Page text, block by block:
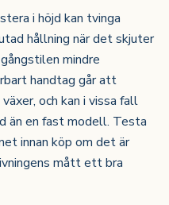
i höjd kan tvinga
hållning när det skjuter
mindre
handtag går att
och kan i vissa fall
än en fast modell. Testa
innan köp om det är
mått ett bra